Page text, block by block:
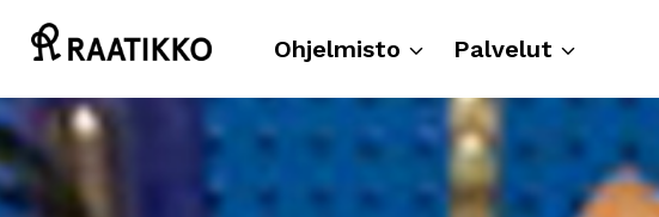
Siirry
sisältöön
Ohjelmisto Palvelut